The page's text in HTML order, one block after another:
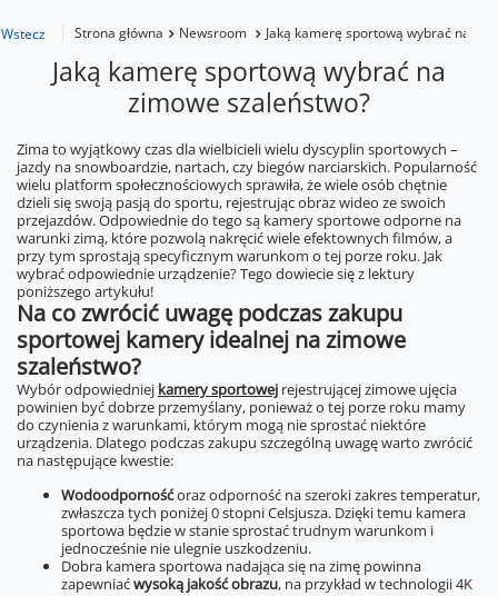
Wstecz Strona główna Newsroom Jaką kamerę sportową wybrać na
Jaką kamerę sportową wybrać na
zimowe szaleństwo?
Zima to wyjątkowy czas dla wielbicieli wielu dyscyplin sportowych –
jazdy na snowboardzie, nartach, czy biegów narciarskich. Popularność
wielu platform społecznościowych sprawiła, że wiele osób chętnie
dzieli się swoją pasją do sportu, rejestrując obraz wideo ze swoich
przejazdów. Odpowiednie do tego są kamery sportowe odporne na
warunki zimą, które pozwolą nakręcić wiele efektownych filmów, a
przy tym sprostają specyficznym warunkom o tej porze roku. Jak
wybrać odpowiednie urządzenie? Tego dowiecie się z lektury
poniższego artykułu!
Na co zwrócić uwagę podczas zakupu
sportowej kamery idealnej na zimowe
szaleństwo?
Wybór odpowiedniej kamery sportowej rejestrującej zimowe ujęcia
powinien być dobrze przemyślany, ponieważ o tej porze roku mamy
do czynienia z warunkami, którym mogą nie sprostać niektóre
urządzenia. Dlatego podczas zakupu szczególną uwagę warto zwrócić
na następujące kwestie:
Wodoodpornośćoraz odporność na szeroki zakres temperatur,
zwłaszcza tych poniżej 0 stopni Celsjusza. Dzięki temu kamera
sportowa będzie w stanie sprostać trudnym warunkom i
jednocześnie nie ulegnie uszkodzeniu.
Dobra kamera sportowa nadająca się na zimę powinna
zapewniaćwysoką jakość obrazu, na przykład w technologii 4K